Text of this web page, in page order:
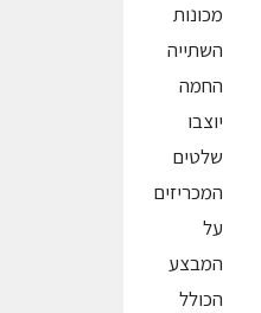
מכונות
השתייה
החמה
יוצבו
שלטים
המכריזים
על
המבצע
הכולל